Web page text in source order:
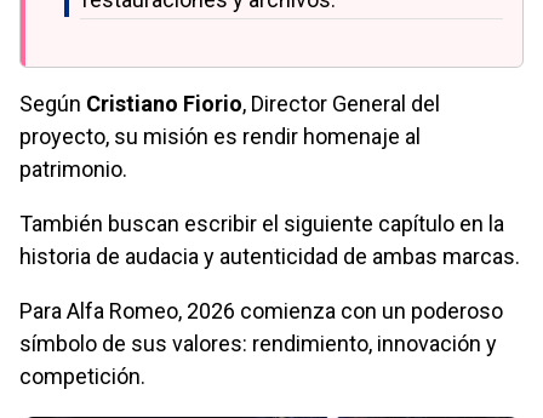
Según Cristiano Fiorio, Director General del
proyecto, su misión es rendir homenaje al
patrimonio.
También buscan escribir el siguiente capítulo en la
historia de audacia y autenticidad de ambas marcas.
Para Alfa Romeo, 2026 comienza con un poderoso
símbolo de sus valores: rendimiento, innovación y
competición.